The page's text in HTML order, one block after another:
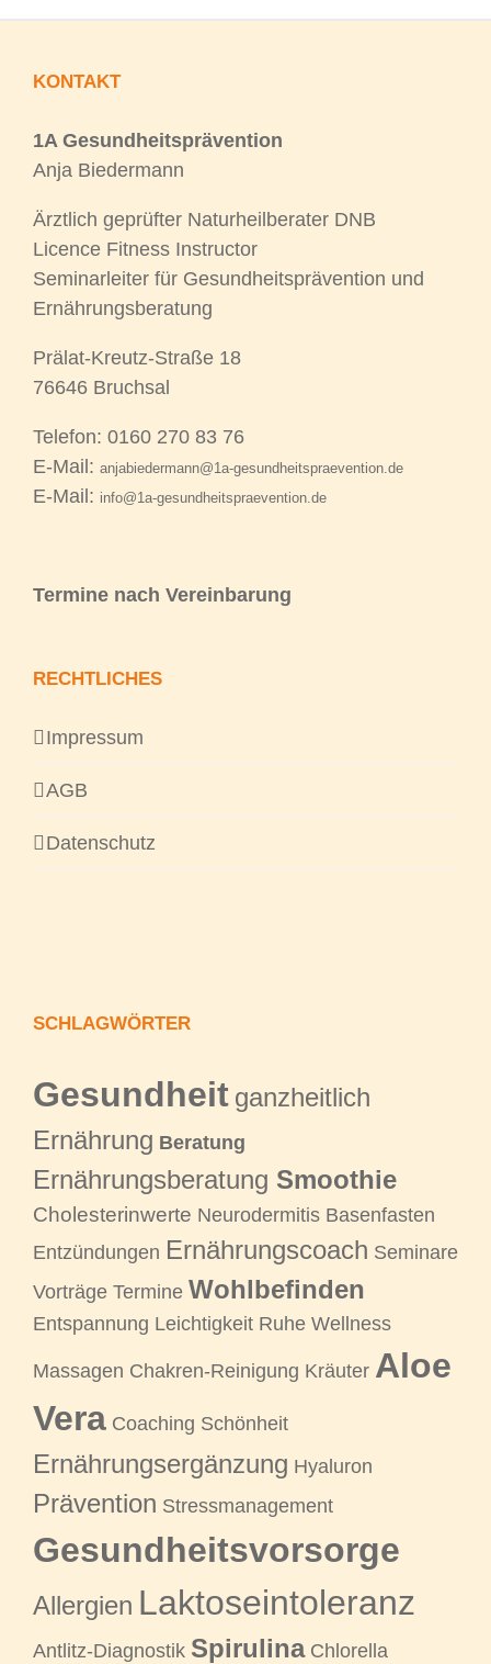
KONTAKT
1A Gesundheitsprävention
Anja Biedermann
Ärztlich geprüfter Naturheilberater DNB
Licence Fitness Instructor
Seminarleiter für Gesundheitsprävention und
Ernährungsberatung
Prälat-Kreutz-Straße 18
76646 Bruchsal
Telefon: 0160 270 83 76
E-Mail: anjabiedermann@1a-gesundheitspraevention.de
E-Mail: info@1a-gesundheitspraevention.de
Termine nach Vereinbarung
RECHTLICHES
Impressum
AGB
Datenschutz
SCHLAGWÖRTER
Gesundheit ganzheitlich
Ernährung Beratung
Ernährungsberatung Smoothie
Cholesterinwerte Neurodermitis Basenfasten
Entzündungen Ernährungscoach Seminare
Vorträge Termine Wohlbefinden
Entspannung Leichtigkeit Ruhe Wellness
Massagen Chakren-Reinigung Kräuter Aloe
Vera Coaching Schönheit
Ernährungsergänzung Hyaluron
Prävention Stressmanagement
Gesundheitsvorsorge
Allergien Laktoseintoleranz
Antlitz-Diagnostik SpirulinaChlorella